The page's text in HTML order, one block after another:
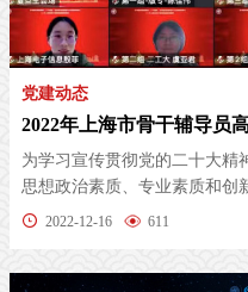
党建动态
为学习宣传贯彻党的二十大精
思想政治素质、专业素质和创
作的针对...
2022-12-16 611